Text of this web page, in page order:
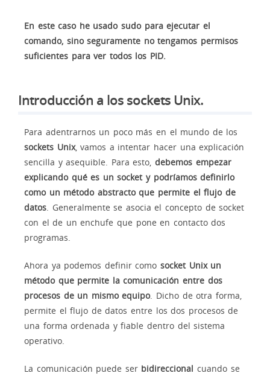
En este caso he usado sudo para ejecutar el
comando, sino seguramente no tengamos permisos
suficientes para ver todos los PID.
Introducción a los sockets Unix.
Para adentrarnos un poco más en el mundo de los
sockets Unix, vamos a intentar hacer una explicación
sencilla y asequible. Para esto,debemos empezar
explicando qué es un socket y podríamos definirlo
como un método abstracto que permite el flujo de
datos. Generalmente se asocia el concepto de socket
con el de un enchufe que pone en contacto dos
programas.
Ahora ya podemos definir como socket Unix un
método que permite la comunicación entre dos
procesos de un mismo equipo. Dicho de otra forma,
permite el flujo de datos entre los dos procesos de
una forma ordenada y fiable dentro del sistema
operativo.
La comunicación puede ser bidireccional cuando se